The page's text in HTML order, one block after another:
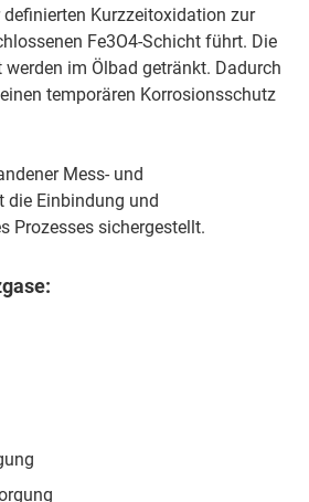
Kurzzeitoxidation zur
Fe3O4-Schicht führt. Die
werden im Ölbad getränkt. Dadurch
temporären Korrosionsschutz
Mess- und
die Einbindung und
Prozesses sichergestellt.
: